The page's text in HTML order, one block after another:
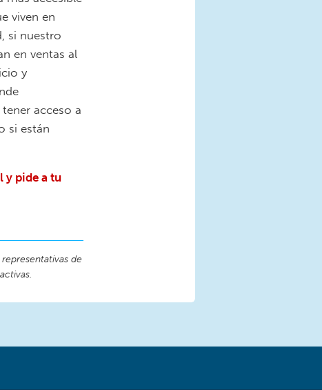
viven en
si nuestro
en ventas al
y
acceso a
si están
y pide a tu
de